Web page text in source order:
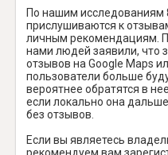
По нашим исследованиям
прислушиваются к
личным рекомендациям.
нами людей заявили, что
отзывов на Google Maps
пользователи больше
вероятнее обратятся в
если локально она
без отзывов.
Если вы являетесь
рекомендуем вам